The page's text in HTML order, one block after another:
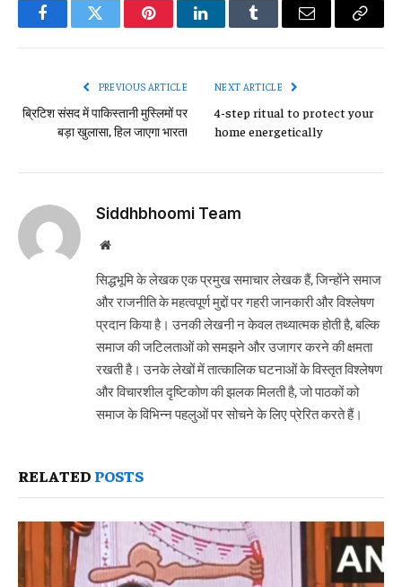
FacebookTwitter PinterestLinkedInTumblr Email
Copy
PREVIOUS ARTICLE
ब्रिटिश संसद में पाकिस्तानी मुस्लिमों पर
बड़ा खुलासा, हिल जाएगा भारत!
NEXT ARTICLE
4-step ritual to protect your
home energetically
Siddhbhoomi Team
Website
सिद्धभूमि के लेखक एक प्रमुख समाचार लेखक हैं, जिन्होंने समाज
और राजनीति के महत्वपूर्ण मुद्दों पर गहरी जानकारी और विश्लेषण
प्रदान किया है। उनकी लेखनी न केवल तथ्यात्मक होती है, बल्कि
समाज की जटिलताओं को समझने और उजागर करने की क्षमता
रखती है। उनके लेखों में तात्कालिक घटनाओं के विस्तृत विश्लेषण
और विचारशील दृष्टिकोण की झलक मिलती है, जो पाठकों को
समाज के विभिन्न पहलुओं पर सोचने के लिए प्रेरित करते हैं।
RELATED POSTS